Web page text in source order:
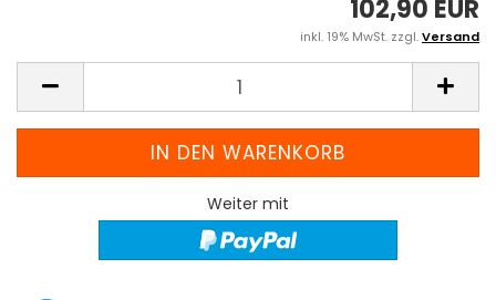
102,90 EUR
inkl. 19% MwSt. zzgl.Versand
Weiter mit